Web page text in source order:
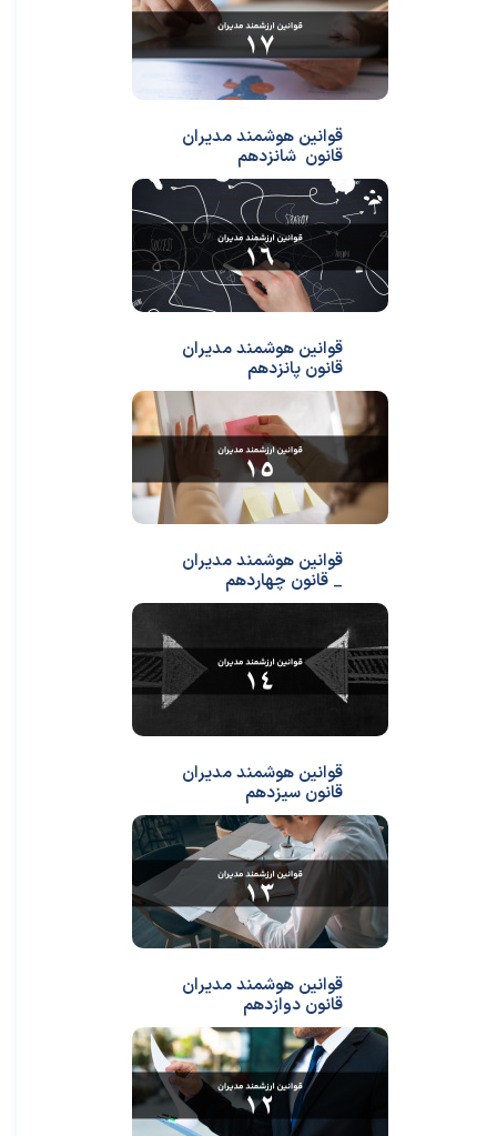
قوانین هوشمند مدیران
قانون شانزدهم
قوانین هوشمند مدیران
قانون پانزدهم
قوانین هوشمند مدیران
_ قانون چهاردهم
قوانین هوشمند مدیران
قانون سیزدهم
قوانین هوشمند مدیران
قانون دوازدهم